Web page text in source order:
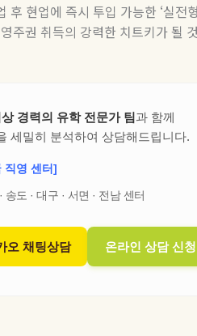
후 현업에 즉시 투입 가능한 ‘실전
주권 취득의 강력한 치트키가 될
경력의 유학 전문가 팀과 함께
세밀히 분석하여 상담해드립니다.
직영 센터]
송도 · 대구 · 서면 · 전남 센터
오 채팅상담 온라인 상담 신